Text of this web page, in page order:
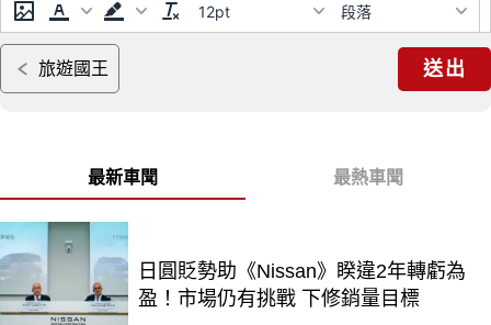
12pt 段落
旅遊國王 送出
最新車聞 最熱車聞
日圓貶勢助《Nissan》睽違2年轉虧為
盈！市場仍有挑戰 下修銷量目標